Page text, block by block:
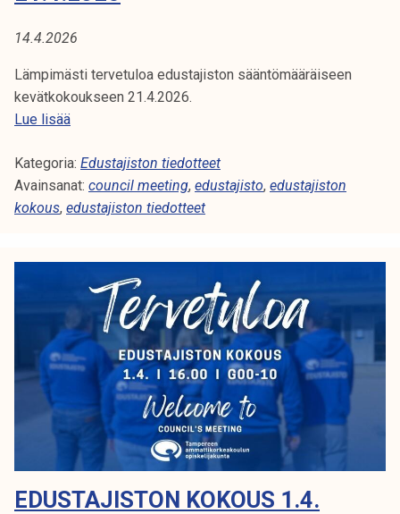
k
o
k
s
e
k
o
k
e
d
t
e
1
.
14.4.2026
Lämpimästi tervetuloa edustajiston sääntömääräiseen
kevätkokoukseen 21.4.2026.
Lue lisääE
u
s
t
s
o
n
e
v
t
k
Kategoria: Edustajiston tiedotteet
Avainsanat: council meeting, edustajisto, edustajiston
kokous, edustajiston tiedotteet
EDUSTAJISTON KOKOUS 1.4.